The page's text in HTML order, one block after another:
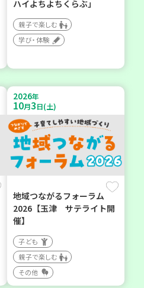
ハイよちよちくらぶ」
親子で楽しむ
学び・体験
2026年
10月3日(土)
地域つながるフォーラム
2026【玉津 サテライト開
催】
子ども
親子で楽しむ
その他